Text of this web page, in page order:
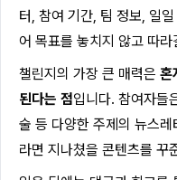
터, 참여 기간, 팀 정보, 일
어 목표를 놓치지 않고 따라
챌린지의 가장 큰 매력은 혼
된다는 점입니다. 참여자들
술 등 다양한 주제의 뉴스
라면 지나쳤을 콘텐츠를 꾸